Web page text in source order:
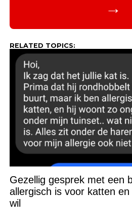
→
RELATED TOPICS:
Gezellig gesprek met een
allergisch is voor katten
wil